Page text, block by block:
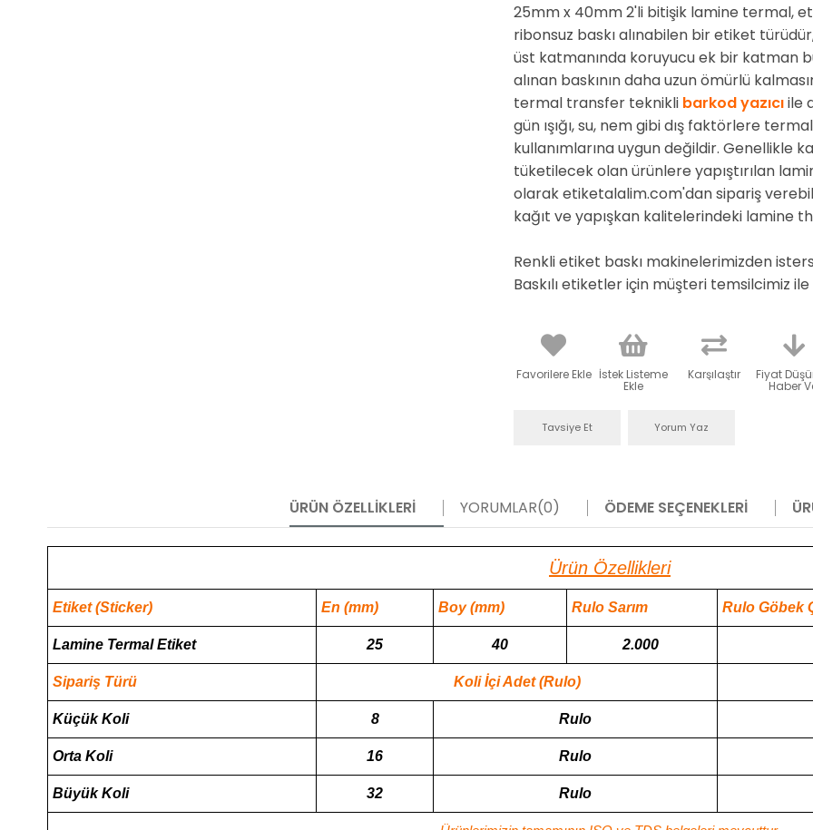
25mm x 40mm 2'li bitişik lamine termal,
ribonsuz baskı alınabilen bir etiket
üst katmanında koruyucu ek bir katman
alınan baskının daha uzun ömürlü
termal transfer teknikli barkod yazıcıile
gün ışığı, su, nem gibi dış faktörlere
kullanımlarına uygun değildir. Genellikle
tüketilecek olan ürünlere yapıştırılan
olarak etiketalalim.com'dan sipariş
kağıt ve yapışkan kalitelerindeki lamine
Renkli etiket baskı makinelerimizden
Baskılı etiketler için müşteri temsilcimiz
Favorilere Ekle İstek Listeme
Ekle
Karşılaştır Fiyat
Haber
Tavsiye Et Yorum Yaz
ÜRÜN ÖZELLIKLERI YORUMLAR(0) ÖDEME SEÇENEKLERI
Ürün Özellikleri
Etiket (Sticker) En (mm) Boy (mm) Rulo Sarım Rulo Göbek
Lamine Termal Etiket 25 40 2.000
Sipariş Türü Koli İçi Adet (Rulo)
Küçük Koli 8 Rulo
Orta Koli 16 Rulo
Büyük Koli 32 Rulo